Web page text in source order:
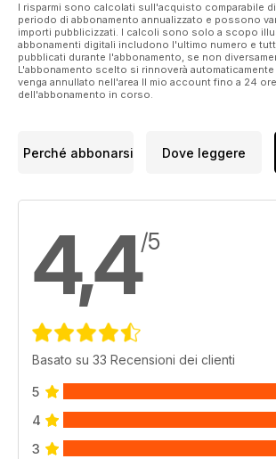
I risparmi sono calcolati sull'acquisto comparabile
periodo di abbonamento annualizzato e possono
importi pubblicizzati. I calcoli sono solo a scopo
abbonamenti digitali includono l'ultimo numero e
pubblicati durante l'abbonamento, se non
L'abbonamento scelto si rinnoverà
venga annullato nell'area Il mio account fino a 24
dell'abbonamento in corso.
Perché abbonarsi Dove leggere
4,4/5
Basato su 33 Recensioni dei clienti
5
4
3